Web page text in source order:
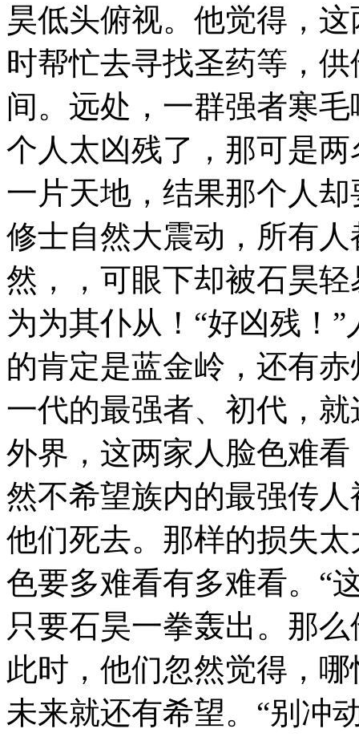
昊低头俯视。他觉得，
时帮忙去寻找圣药等，
间。远处，一群强者寒
个人太凶残了，那可是
一片天地，结果那个人
修士自然大震动，所有
然，，可眼下却被石昊
为为其仆从！“好凶残！
的肯定是蓝金岭，还有
一代的最强者、初代，
外界，这两家人脸色难
然不希望族内的最强传
他们死去。那样的损失
色要多难看有多难看。“
只要石昊一拳轰出。那
此时，他们忽然觉得，
未来就还有希望。“别冲